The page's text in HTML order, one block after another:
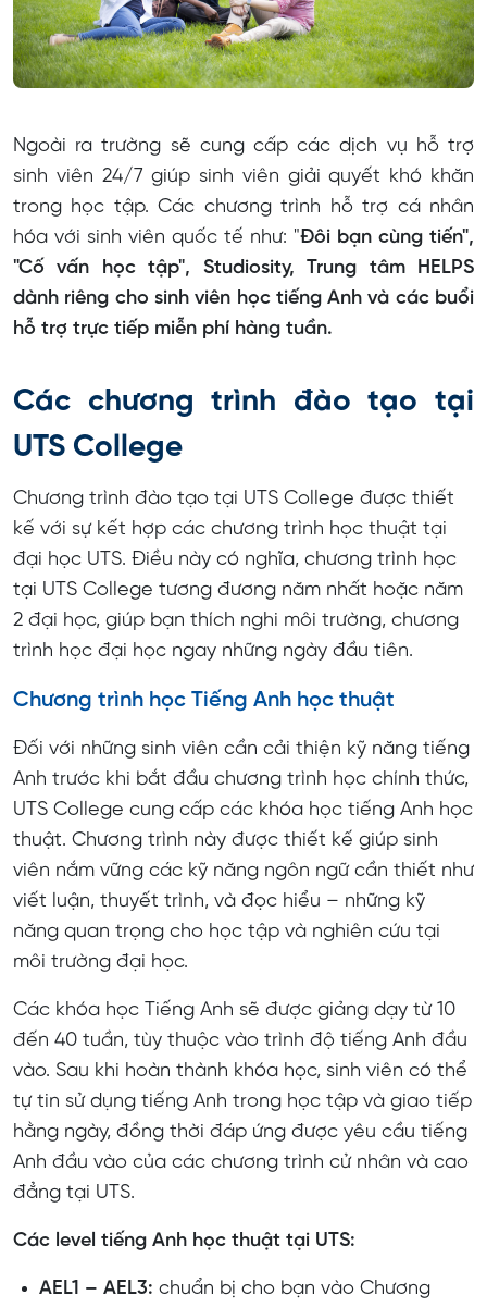
Ngoài ra trường sẽ cung cấp các dịch vụ hỗ trợ
sinh viên 24/7 giúp sinh viên giải quyết khó khăn
trong học tập. Các chương trình hỗ trợ cá nhân
hóa với sinh viên quốc tế như: "Đôi bạn cùng tiến",
"Cố vấn học tập", Studiosity, Trung tâm HELPS
dành riêng cho sinh viên học tiếng Anh và các buổi
hỗ trợ trực tiếp miễn phí hàng tuần.
Các chương trình đào tạo tại
UTS College
Chương trình đào tạo tại UTS College được thiết
kế với sự kết hợp các chương trình học thuật tại
đại học UTS. Điều này có nghĩa, chương trình học
tại UTS College tương đương năm nhất hoặc năm
2 đại học, giúp bạn thích nghi môi trường, chương
trình học đại học ngay những ngày đầu tiên.
Chương trình học Tiếng Anh học thuật
Đối với những sinh viên cần cải thiện kỹ năng tiếng
Anh trước khi bắt đầu chương trình học chính thức,
UTS College cung cấp các khóa học tiếng Anh học
thuật. Chương trình này được thiết kế giúp sinh
viên nắm vững các kỹ năng ngôn ngữ cần thiết như
viết luận, thuyết trình, và đọc hiểu – những kỹ
năng quan trọng cho học tập và nghiên cứu tại
môi trường đại học.
Các khóa học Tiếng Anh sẽ được giảng dạy từ 10
đến 40 tuần, tùy thuộc vào trình độ tiếng Anh đầu
vào. Sau khi hoàn thành khóa học, sinh viên có thể
tự tin sử dụng tiếng Anh trong học tập và giao tiếp
hằng ngày, đồng thời đáp ứng được yêu cầu tiếng
Anh đầu vào của các chương trình cử nhân và cao
đẳng tại UTS.
Các level tiếng Anh học thuật tại UTS:
AEL1 – AEL3: chuẩn bị cho bạn vào Chương